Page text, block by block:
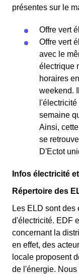
présentes sur le
Offre vert
Offre vert
avec le
électrique
horaires
weekend.
semaine
Ainsi,
se
D'Ectot
Infos électricité
Répertoire des
Les ELD sont
d'électricité. EDF
concernant la
en effet, des
locale proposent
de l'énergie.